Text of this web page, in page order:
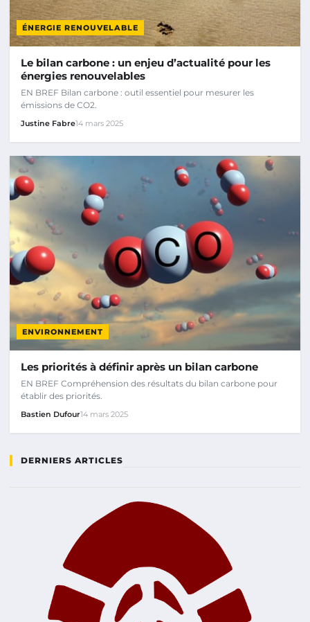
ÉNERGIE RENOUVELABLE
Le bilan carbone : un enjeu d’actualité pour les
énergies renouvelables
EN BREF Bilan carbone : outil essentiel pour mesurer les
émissions de CO2.
Justine Fabre14 mars 2025
ENVIRONNEMENT
Les priorités à définir après un bilan carbone
EN BREF Compréhension des résultats du bilan carbone pour
établir des priorités.
Bastien Dufour14 mars 2025
DERNIERS ARTICLES